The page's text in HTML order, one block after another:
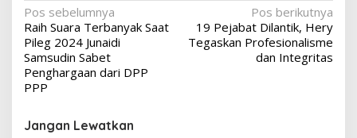
Navigasi
pos
Pos sebelumnya
Raih Suara Terbanyak Saat
Pileg 2024 Junaidi
Samsudin Sabet
Penghargaan dari DPP
PPP
Pos berikutnya
19 Pejabat Dilantik, Hery
Tegaskan Profesionalisme
dan Integritas
Jangan Lewatkan